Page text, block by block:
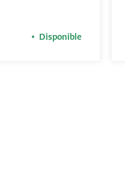
Disponible